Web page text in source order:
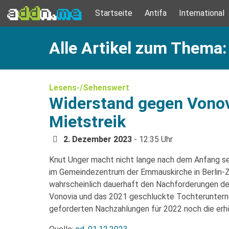
Startseite Antifa International
Alle Artikel zum
Lesens-/Sehenswert
Widerstand gegen
Mietstreik
2. Dezember 2023 - 12:35 Uhr
Knut Unger macht nicht lange nach dem Anfang
im Gemeindezentrum der Emmauskirche in
wahrscheinlich dauerhaft den Nachforderungen
Vonovia und das 2021 geschluckte
geforderten Nachzahlungen für 2022 noch die